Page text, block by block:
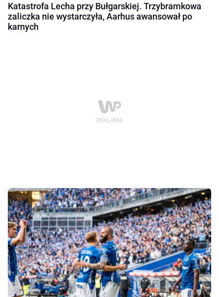
Katastrofa Lecha przy Bułgarskiej. Trzybramkowa
zaliczka nie wystarczyła, Aarhus awansował po
karnych